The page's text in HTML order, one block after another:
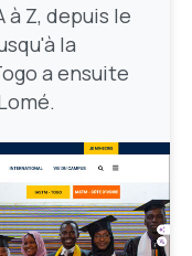
à Z, depuis le
la
a ensuite